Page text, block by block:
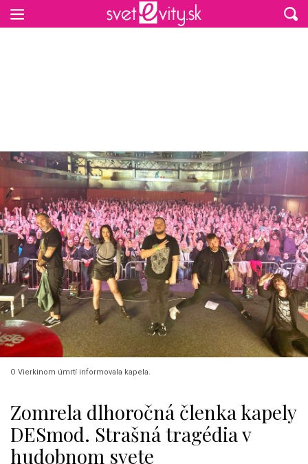
O Vierkinom úmrtí informovala kapela.
Zomrela dlhoročná členka kapely
DESmod. Strašná tragédia v
hudobnom svete